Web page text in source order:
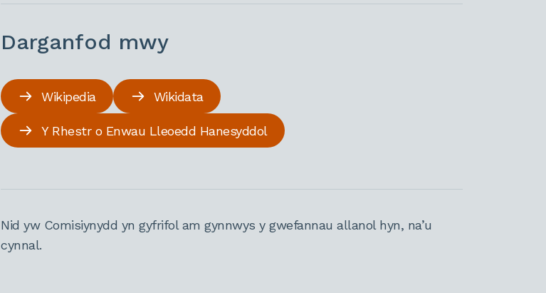
Darganfod mwy
Wikipedia Wikidata
Y Rhestr o Enwau Lleoedd Hanesyddol
Nid yw Comisiynydd yn gyfrifol am gynnwys y gwefannau allanol hyn, na’u
cynnal.